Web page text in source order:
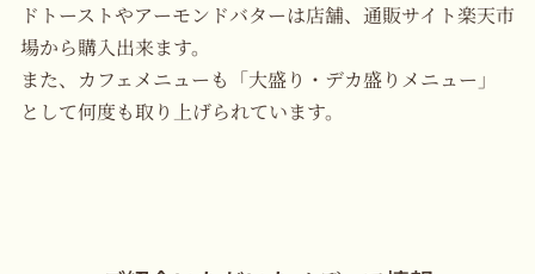
ドトーストやアーモンドバターは店舗、通販サイト楽天市
場から購入出来ます。
また、カフェメニューも「大盛り・デカ盛りメニュー」
として何度も取り上げられています。